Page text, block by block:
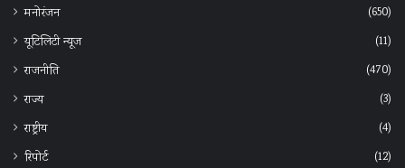
मनोरंजन
(650)
यूटिलिटी न्यूज
(11)
राजनीति
(470)
राज्य
(3)
राष्ट्रीय
(4)
रिपोर्ट
(12)